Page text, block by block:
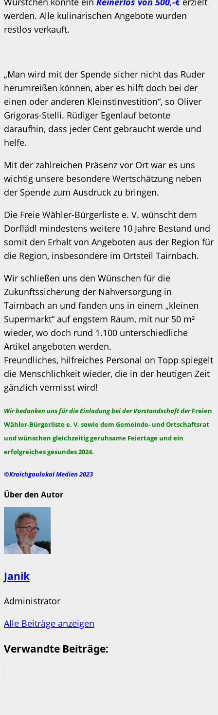
werden. Alle kulinarischen Angebote wurden
restlos verkauft.
„Man wird mit der Spende sicher nicht das Ruder
herumreißen können, aber es hilft doch bei der
einen oder anderen Kleinstinvestition“, so Oliver
Grigoras-Stelli. Rüdiger Egenlauf betonte
daraufhin, dass jeder Cent gebraucht werde und
helfe.
Mit der zahlreichen Präsenz vor Ort war es uns
wichtig unsere besondere Wertschätzung neben
der Spende zum Ausdruck zu bringen.
Die Freie Wähler-Bürgerliste e. V. wünscht dem
Dorflädl mindestens weitere 10 Jahre Bestand und
somit den Erhalt von Angeboten aus der Region für
die Region, insbesondere im Ortsteil Tairnbach.
Wir schließen uns den Wünschen für die
Zukunftssicherung der Nahversorgung in
Tairnbach an und fanden uns in einem „kleinen
Supermarkt“ auf engstem Raum, mit nur 50 m²
wieder, wo doch rund 1.100 unterschiedliche
Artikel angeboten werden.
Freundliches, hilfreiches Personal on Topp spiegelt
die Menschlichkeit wieder, die in der heutigen Zeit
gänzlich vermisst wird!
Wir bedanken uns für die Einladung bei der Vorstandschaft derFreien
Wähler-Bürgerliste e. V. sowie dem Gemeinde- und Ortschaftsrat
und wünschen gleichzeitig geruhsame Feiertage und ein
erfolgreiches gesundes 2024.
©Kraichgaulokal Medien 2023
Über den Autor
Janik
Administrator
Alle Beiträge anzeigen
Verwandte Beiträge: